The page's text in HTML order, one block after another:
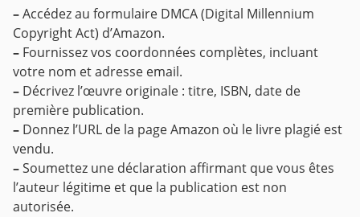
–Accédez au formulaire DMCA (Digital Millennium
Copyright Act) d’Amazon.
– Fournissez vos coordonnées complètes, incluant
votre nom et adresse email.
– Décrivez l’œuvre originale : titre, ISBN, date de
première publication.
– Donnez l’URL de la page Amazon où le livre plagié est
vendu.
–Soumettez une déclaration affirmant que vous êtes
l’auteur légitime et que la publication est non
autorisée.